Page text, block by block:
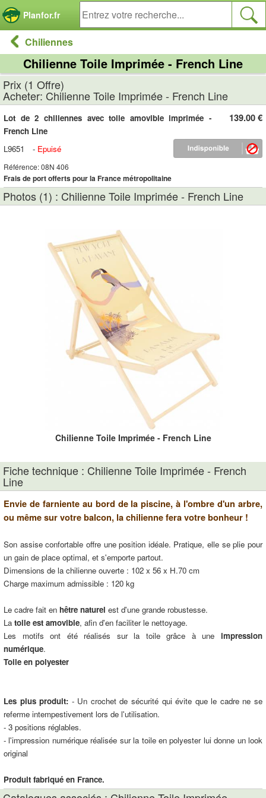
Planfor.fr
Chiliennes
Chilienne Toile Imprimée - French Line
Prix (1 Offre)
Acheter: Chilienne Toile Imprimée - French Line
139.00 €
Lot de 2 chiliennes avec toile amovible imprimée -
French Line
L9651
- Epuisé
Référence: 08N 406
Frais de port offerts pour la France métropolitaine
Photos (1) : Chilienne Toile Imprimée - French Line
Chilienne Toile Imprimée - French Line
Fiche technique : Chilienne Toile Imprimée - French
Line
Envie de farniente au bord de la piscine, à l'ombre d'un arbre,
ou même sur votre balcon, la chilienne fera votre bonheur !
Son assise confortable offre une position idéale. Pratique, elle se plie pour
un gain de place optimal, et s'emporte partout.
Dimensions de la chilienne ouverte : 102 x 56 x H.70 cm
Charge maximum admissible : 120 kg
Le cadre fait en hêtre naturel est d'une grande robustesse.
La toile est amovible, afin d'en faciliter le nettoyage.
Les motifs ont été réalisés sur la toile grâce à une impression
numérique.
Toile en polyester
Les plus produit: - Un crochet de sécurité qui évite que le cadre ne se
referme intempestivement lors de l'utilisation.
- 3 positions réglables.
- l'impression numérique réalisée sur la toile en polyester lui donne un look
original
Produit fabriqué en France.
Panneau de gestion des cookies